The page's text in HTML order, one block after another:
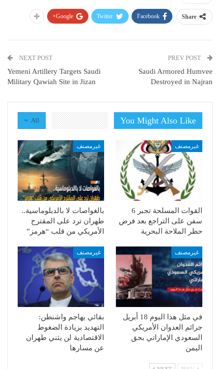
Share
Facebook
Twitter
Google+
Saudi Armored Humvee
Destroyed in Najran
NEXT POST
Yemeni Artillery Targets Saudi
Military Qawiah Site in Jizan
All You Might Also Like
غيرمصنف
القوات المسلحة تجبر 6
سفن على التراجع بعد فرض
حظر الملاحة البحرية
غيرمصنف
بالغواصات لا بالدبلوماسية..
طهران ترد على المقترح
الأمريكي من قلب “هرمز”
غيرمصنف
في مثل هذا اليوم 18 أبريل
جرائم العدوان الأمريكي
السعودي الإماراتي بحق
اليمن
غيرمصنف
بقائي يهاجم واشنطن:
التهديد بزيادة الضغوط
الاقتصادية لن يثني طهران
عن مسارها